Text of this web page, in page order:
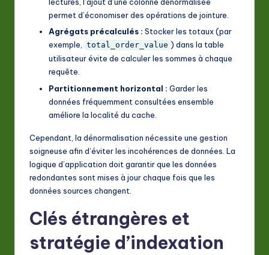
lectures, l’ajout d’une colonne dénormalisée
permet d’économiser des opérations de jointure.
Agrégats précalculés : Stocker les totaux (par
exemple, total_order_value ) dans la table
utilisateur évite de calculer les sommes à chaque
requête.
Partitionnement horizontal : Garder les
données fréquemment consultées ensemble
améliore la localité du cache.
Cependant, la dénormalisation nécessite une gestion
soigneuse afin d’éviter les incohérences de données. La
logique d’application doit garantir que les données
redondantes sont mises à jour chaque fois que les
données sources changent.
Clés étrangères et
stratégie d’indexation